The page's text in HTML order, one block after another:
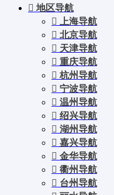
地区导航
上海导航
北京导航
天津导航
重庆导航
杭州导航
宁波导航
温州导航
绍兴导航
湖州导航
嘉兴导航
金华导航
衢州导航
台州导航